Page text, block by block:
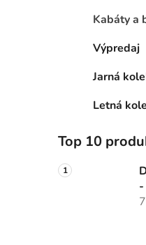
Kabáty a
Výpredaj
Jarná
Letná
Top 10